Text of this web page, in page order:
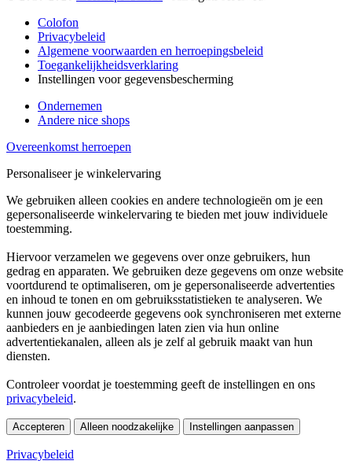
Colofon
Privacybeleid
Algemene voorwaarden en herroepingsbeleid
Toegankelijkheidsverklaring
Instellingen voor gegevensbescherming
Ondernemen
Andere nice shops
Overeenkomst herroepen
Personaliseer je winkelervaring
We gebruiken alleen cookies en andere technologieën om je een
gepersonaliseerde winkelervaring te bieden met jouw individuele
toestemming.
Hiervoor verzamelen we gegevens over onze gebruikers, hun
gedrag en apparaten. We gebruiken deze gegevens om onze website
voortdurend te optimaliseren, om je gepersonaliseerde advertenties
en inhoud te tonen en om gebruiksstatistieken te analyseren. We
kunnen jouw gecodeerde gegevens ook synchroniseren met externe
aanbieders en je aanbiedingen laten zien via hun online
advertentiekanalen, alleen als je zelf al gebruik maakt van hun
diensten.
Controleer voordat je toestemming geeft de instellingen en ons
privacybeleid.
Accepteren Alleen noodzakelijke Instellingen aanpassen
Privacybeleid